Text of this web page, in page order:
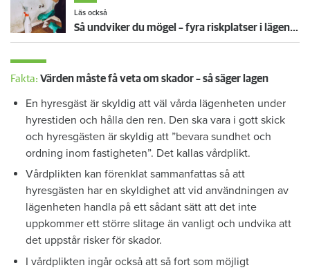
Läs också
Så undviker du mögel – fyra riskplatser i lägenheten: ”Måste städa bort”
Fakta: Värden måste få veta om skador – så säger lagen
En hyresgäst är skyldig att väl vårda lägenheten under
hyrestiden och hålla den ren. Den ska vara i gott skick
och hyresgästen är skyldig att ”bevara sundhet och
ordning inom fastigheten”. Det kallas vårdplikt.
Vårdplikten kan förenklat sammanfattas så att
hyresgästen har en skyldighet att vid användningen av
lägenheten handla på ett sådant sätt att det inte
uppkommer ett större slitage än vanligt och undvika att
det uppstår risker för skador.
I vårdplikten ingår också att så fort som möjligt